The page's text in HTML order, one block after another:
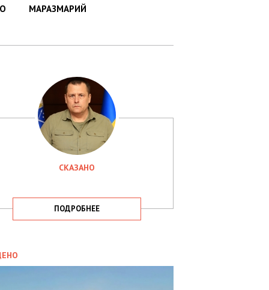
МАРАЗМАРИЙ
СКАЗАНО
ПОДРОБНЕЕ